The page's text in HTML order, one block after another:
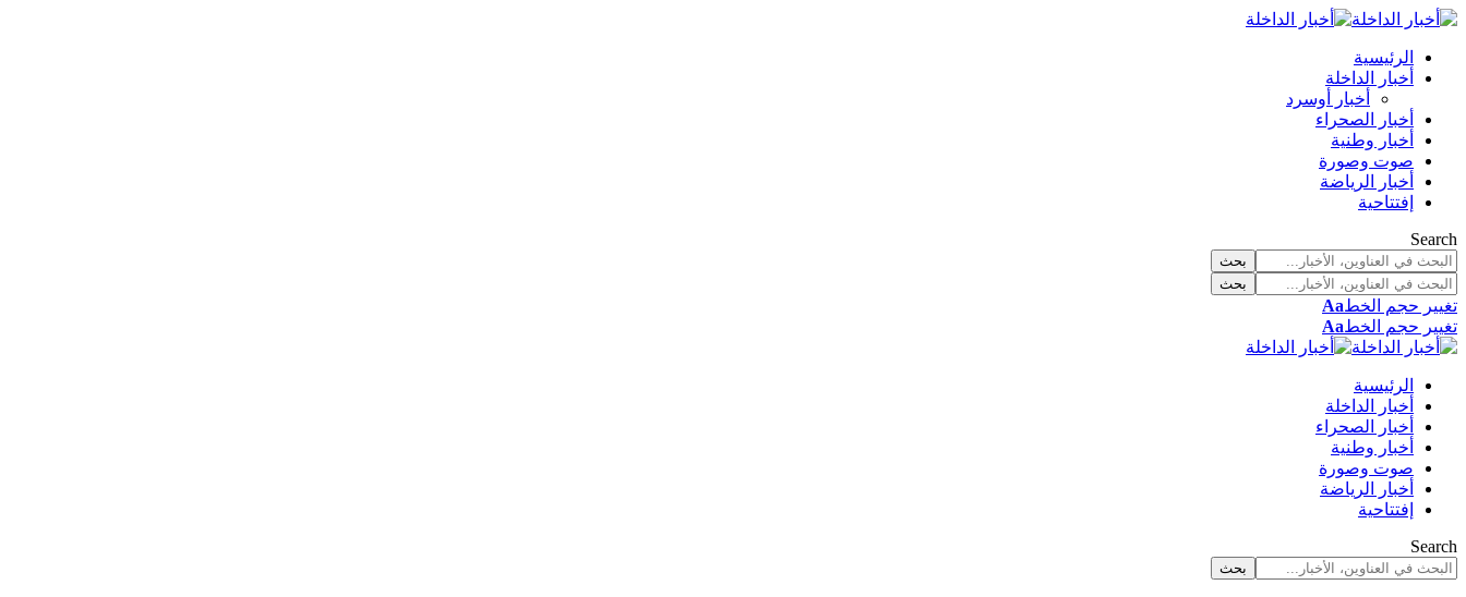
الرئيسية
أخبار الداخلة
أخبار أوسرد
أخبار الصحراء
أخبار وطنية
صوت وصورة
أخبار الرياضة
إفتتاحية
Search
تغيير حجم الخطAa
تغيير حجم الخطAa
الرئيسية
أخبار الداخلة
أخبار الصحراء
أخبار وطنية
صوت وصورة
أخبار الرياضة
إفتتاحية
Search